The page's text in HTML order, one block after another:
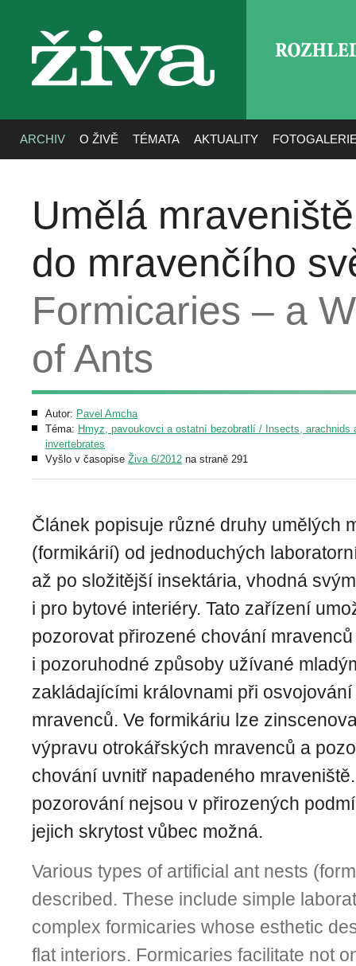
živa
ARCHIV O ŽIVĚ TÉMATA AKTUALITY
Umělá
do mravenčího
Formicaries – a
of Ants
Autor: Pavel Amcha
Téma: Hmyz, pavoukovci a ostatní bezobratlí / Insects, arachnids
invertebrates
Vyšlo v časopise Živa 6/2012 na straně 291
Článek popisuje různé druhy umělých
(formikárií) od jednoduchých
až po složitější insektária, vhodná
i pro bytové interiéry. Tato zařízení
pozorovat přirozené chování
i pozoruhodné způsoby užívané
zakládajícími královnami při
mravenců. Ve formikáriu lze
výpravu otrokářských mravenců a
chování uvnitř napadeného
pozorování nejsou v přirozených
jejich skrytost vůbec možná.
Various types of artificial ant nests
described. These include simple
complex formicaries whose esthetic
flat interiors. Formicaries facilitate not